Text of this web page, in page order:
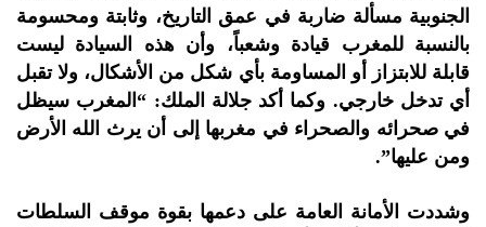
الجنوبية مسألة ضاربة في عمق التاريخ، وثابتة ومحسومة
بالنسبة للمغرب قيادة وشعباً، وأن هذه السيادة ليست
قابلة للابتزاز أو المساومة بأي شكل من الأشكال، ولا تقبل
أي تدخل خارجي. وكما أكد جلالة الملك: “المغرب سيظل
في صحرائه والصحراء في مغربها إلى أن يرث الله الأرض
ومن عليها”.
وشددت الأمانة العامة على دعمها بقوة موقف السلطات